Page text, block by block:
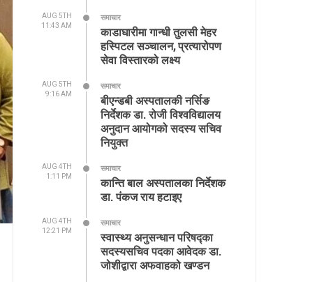
AUG 5TH
11:43 AM
समाचार
काडाघारीमा गान्धी तुलसी मेहर
हस्पिटल सञ्चालन, प्रत्यारोपण
सेवा विस्तारको लक्ष्य
AUG 5TH
9:16 AM
समाचार
बीएन्डबी अस्पतालकी नर्सिङ
निर्देशक डा. रोजी विश्वविद्यालय
अनुदान आयोगको सदस्य सचिव
नियुक्त
AUG 4TH
1:11 PM
समाचार
कान्ति बाल अस्पतालका निर्देशक
डा. पंकज राय हटाइए
AUG 4TH
12:21 PM
समाचार
स्वास्थ्य अनुसन्धान परिषद्का
सदस्यसचिव पदका आवेदक डा.
जोशीद्वारा अफवाहको खण्डन